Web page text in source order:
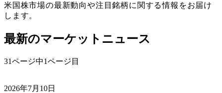
米国株市場の最新動向や注目銘柄に関する情報をお届け
します。
最新のマーケットニュース
31ページ中1ページ目
2026年7月10日